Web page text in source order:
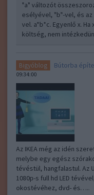
"a" változót
esélyével, "b"-vel, és
vel. a*b*c. Egyenlő x.
költség, nem
Bigyóblog Bútorba
09:34:00
Az IKEA még az idén
melybe egy egész
tévéstül, hangfalastul. Az
1080p-s full hd LED
okostévéhez, dvd- és…..